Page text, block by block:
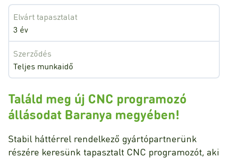
Elvárt tapasztalat
3 év
Szerződés
Teljes munkaidő
Találd meg új CNC programozó
állásodat Baranya megyében!
Stabil háttérrel rendelkező gyártópartnerünk
részére keresünk tapasztalt CNC programozót, aki